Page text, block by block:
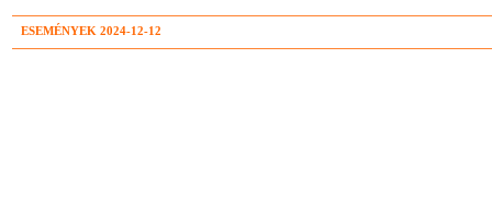
ESEMÉNYEK 2024-12-12